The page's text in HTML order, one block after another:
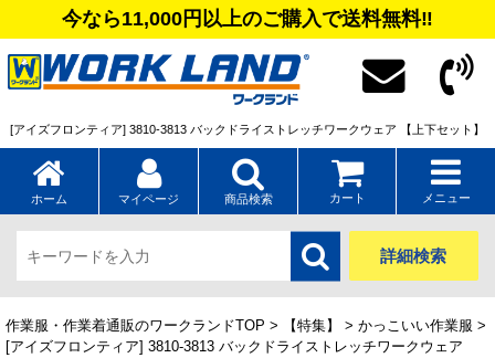
今なら11,000円以上のご購入で送料無料‼
[アイズフロンティア] 3810-3813 バックドライストレッチワークウェア 【上下セット】
ホーム マイページ 商品検索 カート メニュー
詳細検索
作業服・作業着通販のワークランドTOP > 【特集】 > かっこいい作業服 >
[アイズフロンティア] 3810-3813 バックドライストレッチワークウェア